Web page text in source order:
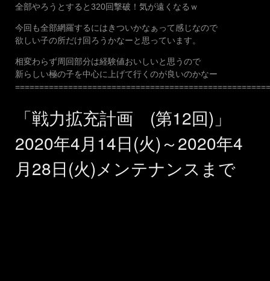
全部やろうとすると320回撃破！気が遠くなるｗ
今回も全部網羅するにはきついかなぁって感じなので
欲しい子の所だけ回ろうかなーと思っています。
相変わらず周回部分は経験値おいしいと思うので
新らしい極の子を中心に上げて行くのが良いのかなー
「戦力拡充計画 (第12回)」
2020年4月14日(火)～2020年4
月28日(火)メンテナンスまで